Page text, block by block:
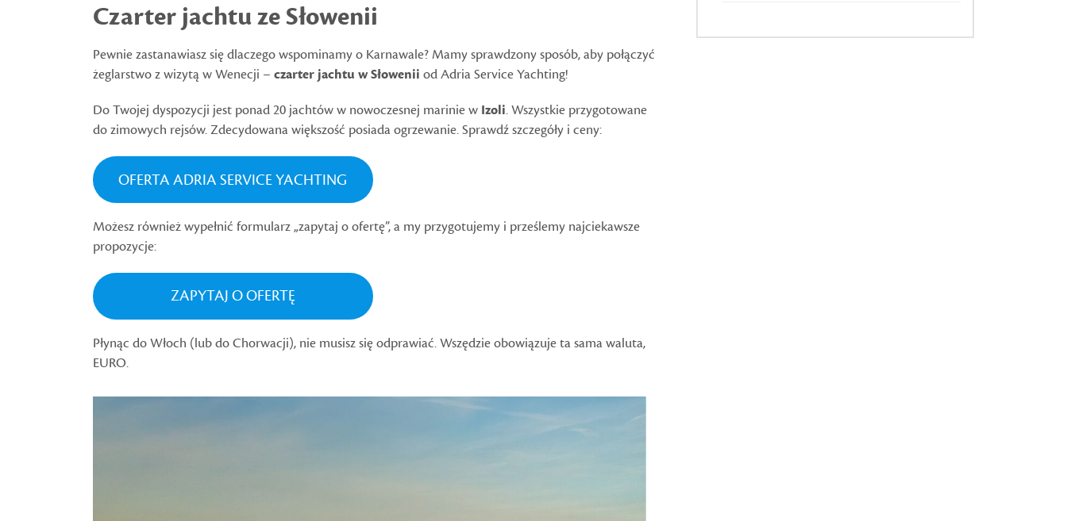
Czarter jachtu ze Słowenii
Pewnie zastanawiasz się dlaczego wspominamy o Karnawale? Mamy sprawdzony sposób, aby połączyć
żeglarstwo z wizytą w Wenecji – czarter jachtu w Słowenii od Adria Service Yachting!
Do Twojej dyspozycji jest ponad 20 jachtów w nowoczesnej marinie w Izoli. Wszystkie przygotowane
do zimowych rejsów. Zdecydowana większość posiada ogrzewanie. Sprawdź szczegóły i ceny:
OFERTA ADRIA SERVICE YACHTING
Możesz również wypełnić formularz „zapytaj o ofertę”, a my przygotujemy i prześlemy najciekawsze
propozycje:
ZAPYTAJ O OFERTĘ
Płynąc do Włoch (lub do Chorwacji), nie musisz się odprawiać. Wszędzie obowiązuje ta sama waluta,
EURO.